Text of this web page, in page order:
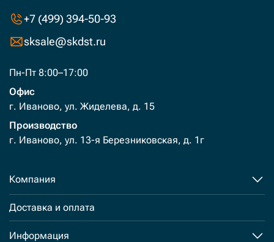
+7 (499) 394-50-93
sksale@skdst.ru
Пн-Пт 8:00–17:00
Офис
г. Иваново, ул. Жиделева, д. 15
Производство
г. Иваново, ул. 13-я Березниковская, д. 1г
Компания
Доставка и оплата
Информация